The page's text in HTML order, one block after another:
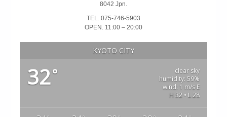
8042 Jpn.
TEL. 075-746-5903
OPEN. 11:00 – 20:00
KYOTO CITY
32°
clear sky
humidity: 59%
wind: 1 m/s E
H 32 • L 28